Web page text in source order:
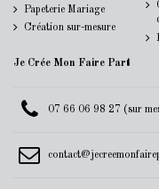
Papeterie Mariage
Création sur-mesure
Je Crée Mon Faire Part
07 66 06 98 27 (sur